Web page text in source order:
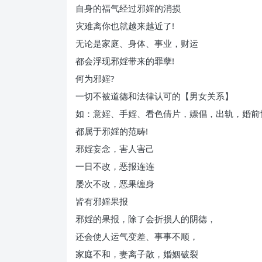
自身的福气经过邪婬的消损
灾难离你也就越来越近了!
无论是家庭、身体、事业，财运
都会浮现邪婬带来的罪孽!
何为邪婬?
一切不被道德和法律认可的【男女关系】
如：意婬、手婬、看色倩片，嫖倡，出轨，婚
都属于邪婬的范畴!
邪婬妄念，害人害己
一日不改，恶报连连
屡次不改，恶果缠身
皆有邪婬果报
邪婬的果报，除了会折损人的阴德，
还会使人运气变差、事事不顺，
家庭不和，妻离子散，婚姻破裂